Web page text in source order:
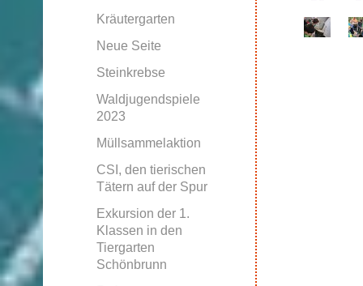
Kräutergarten
Neue Seite
Steinkrebse
Waldjugendspiele
2023
Müllsammelaktion
CSI, den tierischen
Tätern auf der Spur
Exkursion der 1.
Klassen in den
Tiergarten
Schönbrunn